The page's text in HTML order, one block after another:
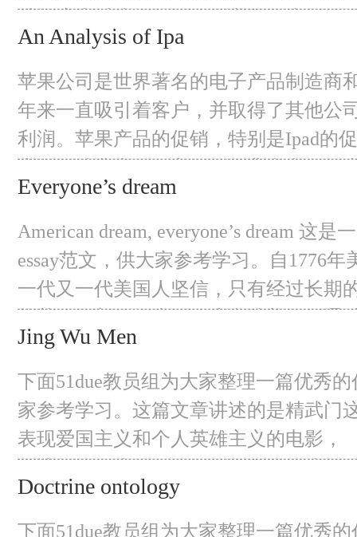
人都在探索与家庭有关的几个问题，以
进行更成功的家庭教育，这是一种趋势
题主要涉及过去如何界定家庭、如何描
An Analysis of Ipa
苹果公司是世界著名的电子产品制造商
年来一直吸引着客户，并取得了其他公
利润。苹果产品的促销，特别是Ipad的
分析苹果公司主页上发布的Ipad广告的
者更好地理解它。目标观众很可能是喜
背着又大又重的画板的年轻人，以及那
看电影的人。 Apple,
Everyone’s dream
American dream, everyone’s dream 这是
essay范文，供大家参考学习。自1776年
一代又一代美国人坚信，只有经过长期
勇气、创造力和决心走向繁荣，而不是
社会阶层和他人的帮助。在过去的两百
励着全世界的年轻人来到这片土地上实
Jing Wu Men
下面51due教员组为大家整理一篇优秀
家参考学习。这篇文章讲述的是精武门
表现爱国主义和个人英雄主义的电影，
英雄是李小龙。影片讲述了一个年轻人
的故事。他为老师报仇，为人民的荣誉
Doctrine ontology
下面51due教员组为大家整理一篇优秀